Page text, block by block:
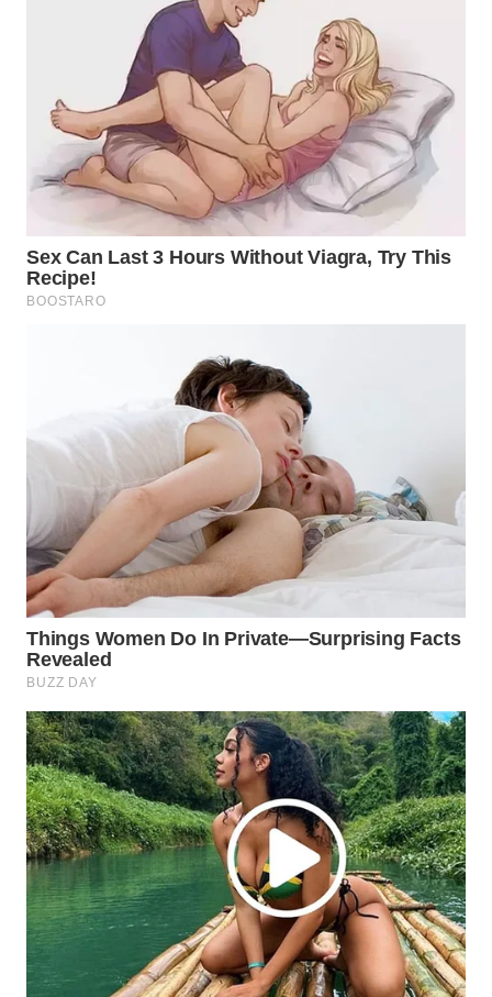
WN
BOROBUDUR
WN
WN
SURABAYA
WN
BINTAN
WN
MANDALIKA
LIKUPANG
WN
WN
BORNEO
Wahana
Media
Group
WAHANA